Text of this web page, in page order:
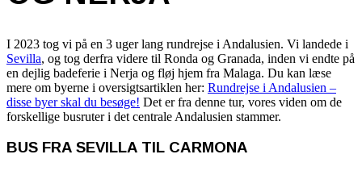
I 2023 tog vi på en 3 uger lang rundrejse i Andalusien. Vi landede i
Sevilla, og tog derfra videre til Ronda og Granada, inden vi endte på
en dejlig badeferie i Nerja og fløj hjem fra Malaga. Du kan læse
mere om byerne i oversigtsartiklen her: Rundrejse i Andalusien –
disse byer skal du besøge! Det er fra denne tur, vores viden om de
forskellige busruter i det centrale Andalusien stammer.
BUS FRA SEVILLA TIL CARMONA